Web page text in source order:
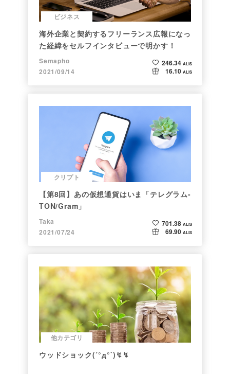
ビジネス
海外企業と契約するフリーランス広報になっ
た経緯をセルフインタビューで明かす！
Semapho
2021/09/14
246.34 ALIS
16.10 ALIS
クリプト
【第8回】あの仮想通貨はいま「テレグラム-
TON/Gram」
Taka
2021/07/24
701.38 ALIS
69.90 ALIS
他カテゴリ
ウッドショック(´°д°`)↯↯